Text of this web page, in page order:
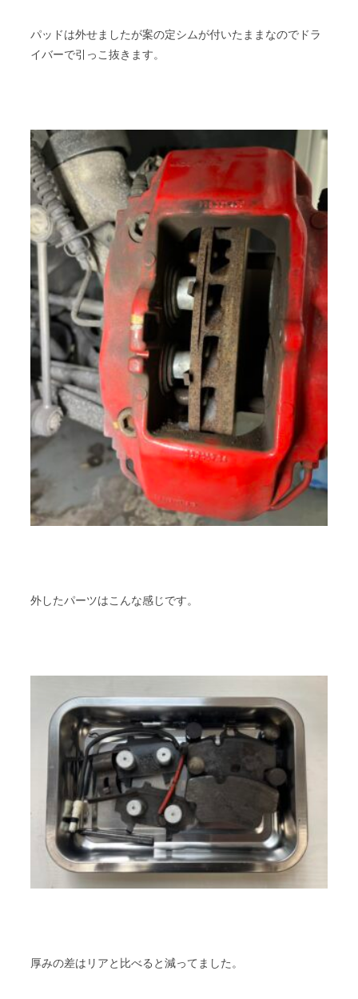
パッドは外せましたが案の定シムが付いたままなのでドラ
イバーで引っこ抜きます。
外したパーツはこんな感じです。
厚みの差はリアと比べると減ってました。